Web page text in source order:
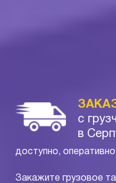
с
в
доступно,
Закажите грузовое